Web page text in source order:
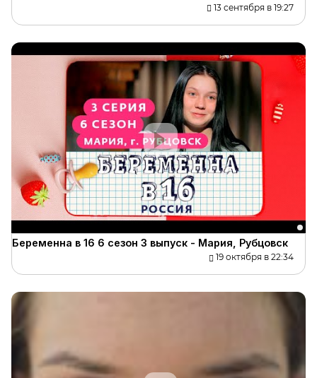
13 сентября в 19:27
Беременна в 16 6 сезон 3 выпуск - Мария, Рубцовск
19 октября в 22:34